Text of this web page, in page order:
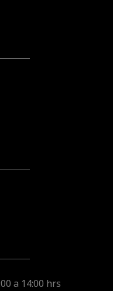
a 14:00 hrs